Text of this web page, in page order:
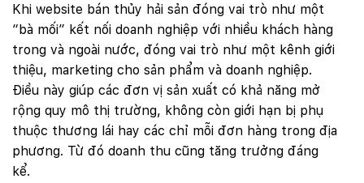
Khi website bán thủy hải sản đóng vai trò như một
“bà mối” kết nối doanh nghiệp với nhiều khách hàng
trong và ngoài nước, đóng vai trò như một kênh giới
thiệu, marketing cho sản phẩm và doanh nghiệp.
Điều này giúp các đơn vị sản xuất có khả năng mở
rộng quy mô thị trường, không còn giới hạn bị phụ
thuộc thương lái hay các chỉ mỗi đơn hàng trong địa
phương. Từ đó doanh thu cũng tăng trưởng đáng
kể.